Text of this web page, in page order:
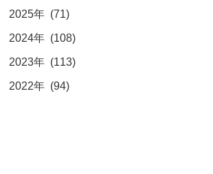
2025年 (71)
2024年 (108)
2023年 (113)
2022年 (94)